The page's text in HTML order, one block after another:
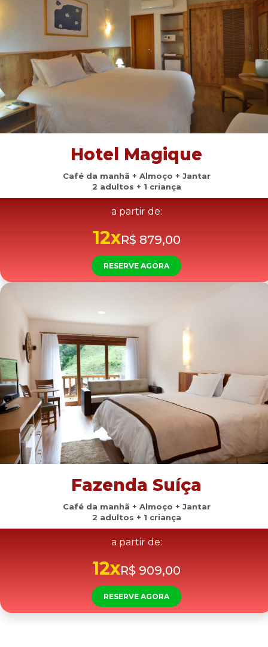
Hotel Magique
Café da manhã + Almoço + Jantar
2 adultos + 1 criança
a partir de:
12xR$ 879,00
RESERVE AGORA
Fazenda Suíça
Café da manhã + Almoço + Jantar
2 adultos + 1 criança
a partir de:
12xR$ 909,00
RESERVE AGORA